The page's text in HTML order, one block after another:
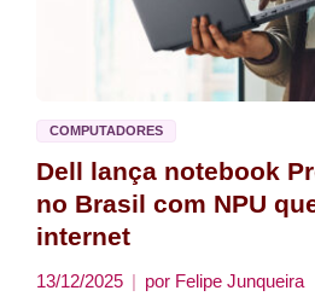
COMPUTADORES
Dell lança notebook
no Brasil com NPU
internet
13/12/2025 por Felipe Junqueira